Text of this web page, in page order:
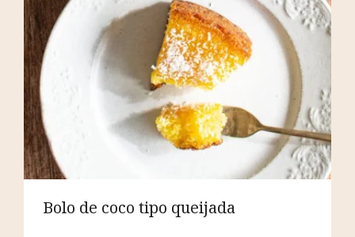
Bolo de coco tipo queijada